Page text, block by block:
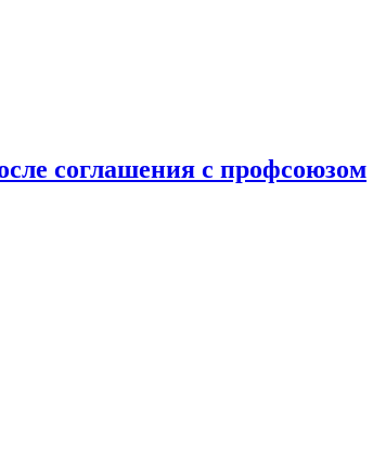
соглашения с профсоюзом